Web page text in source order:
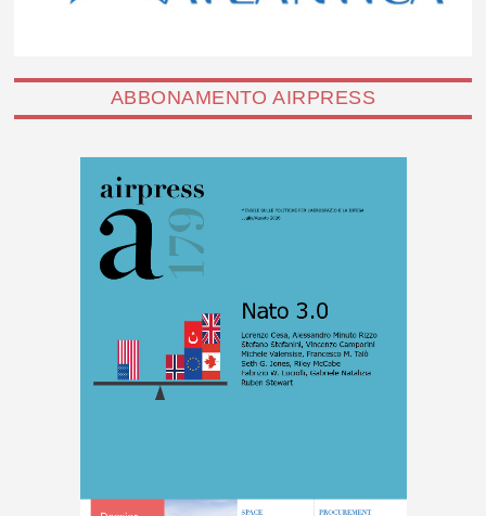
ABBONAMENTO AIRPRESS